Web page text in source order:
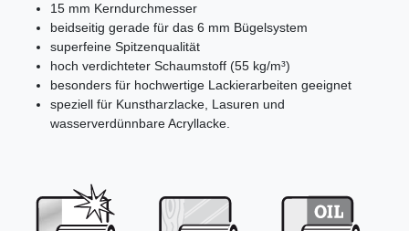
15 mm Kerndurchmesser
beidseitig gerade für das 6 mm Bügelsystem
superfeine Spitzenqualität
hoch verdichteter Schaumstoff (55 kg/m³)
besonders für hochwertige Lackierarbeiten geeignet
speziell für Kunstharzlacke, Lasuren und
wasserverdünnbare Acryllacke.